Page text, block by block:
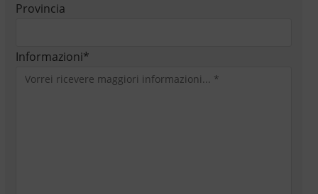
Provincia
Informazioni*